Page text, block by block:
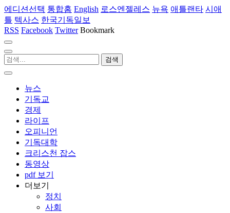
에디션선택 통합홈 English 로스엔젤레스 뉴욕 애틀랜타 시애
틀 텍사스 한국기독일보
RSS Facebook Twitter Bookmark
뉴스
기독교
경제
라이프
오피니언
기독대학
크리스천 잡스
동영상
pdf 보기
더보기
정치
사회